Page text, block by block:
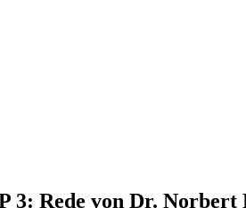
3: Rede von Dr. Norbert